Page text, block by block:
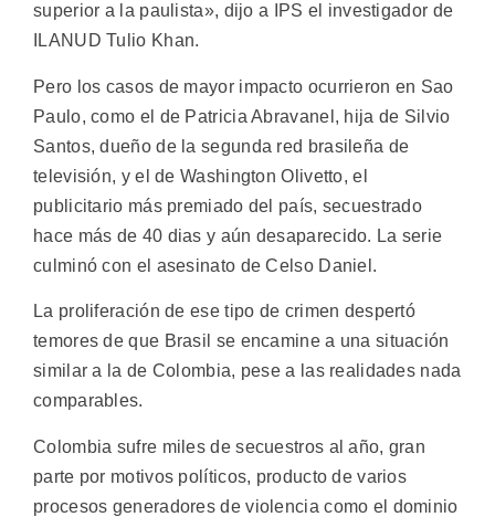
superior a la paulista», dijo a IPS el investigador de
ILANUD Tulio Khan.
Pero los casos de mayor impacto ocurrieron en Sao
Paulo, como el de Patricia Abravanel, hija de Silvio
Santos, dueño de la segunda red brasileña de
televisión, y el de Washington Olivetto, el
publicitario más premiado del país, secuestrado
hace más de 40 dias y aún desaparecido. La serie
culminó con el asesinato de Celso Daniel.
La proliferación de ese tipo de crimen despertó
temores de que Brasil se encamine a una situación
similar a la de Colombia, pese a las realidades nada
comparables.
Colombia sufre miles de secuestros al año, gran
parte por motivos políticos, producto de varios
procesos generadores de violencia como el dominio